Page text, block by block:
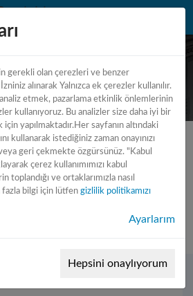
bulunamadı !
gerekli olan çerezleri ve benzer
alınarak Yalnızca ek çerezler kullanılır.
analiz etmek, pazarlama etkinlik önlemlerinin
kullanıyoruz. Bu analizler size daha iyi bir
için yapılmaktadır.Her sayfanın altındaki
kullanarak istediğiniz zaman onayınızı
geri çekmekte özgürsünüz. "Kabul
çerez kullanımımızı kabul
ve ortaklarımızla nasıl
fazla bilgi için lütfen gizlilik politikamızı
Ayarlarım
Hepsini onaylıyorum